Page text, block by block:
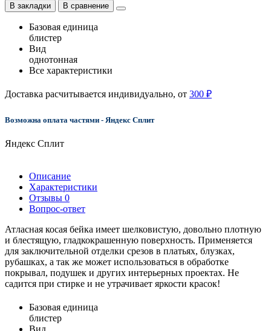
В закладки
В сравнение
Базовая единица
блистер
Вид
однотонная
Все характеристики
Доставка расчитывается индивидуально, от 300 ₽
Возможна оплата частями - Яндекс Сплит
Яндекс Сплит
Описание
Характеристики
Отзывы 0
Вопрос-ответ
Атласная косая бейка имеет шелковистую, довольно плотную
и блестящую, гладкокрашенную поверхность. Применяется
для заключительной отделки срезов в платьях, блузках,
рубашках, а так же может использоваться в обработке
покрывал, подушек и других интерьерных проектах. Не
садится при стирке и не утрачивает яркости красок!
Базовая единица
блистер